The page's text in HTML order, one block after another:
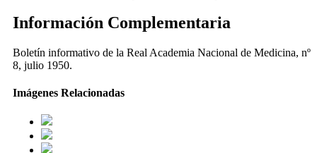
Información Complementaria
Boletín informativo de la Real Academia Nacional de Medicina, nº
8, julio 1950.
Imágenes Relacionadas